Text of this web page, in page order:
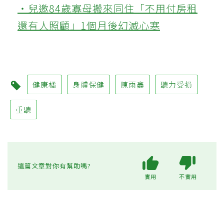
‧兒邀84歲寡母搬來同住「不用付房租
還有人照顧」1個月後幻滅心寒
健康橘 身體保健 陳雨鑫 聽力受損
重聽
這篇文章對你有幫助嗎?
實用 不實用